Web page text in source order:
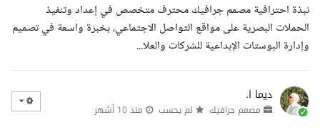
نبذة احترافية مصمم جرافيك محترف متخصص في إعداد وتنفيذ
الحملات البصرية على مواقع التواصل الاجتماعي، بخبرة واسعة في تصميم
وإدارة البوستات الإبداعية للشركات والعلا...
ديما ا.
مصمم جرافيك لم يحسب منذ 10 أشهر